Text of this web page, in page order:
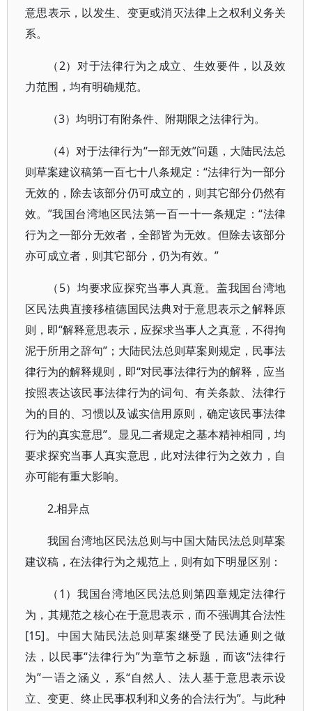
意思表示，以发生、变更或消灭法律上之权利义务关
系。
（2）对于法律行为之成立、生效要件，以及效
力范围，均有明确规范。
（3）均明订有附条件、附期限之法律行为。
（4）对于法律行为“一部无效”问题，大陆民法总
则草案建议稿第一百七十八条规定：“法律行为一部分
无效的，除去该部分仍可成立的，则其它部分仍然有
效。”我国台湾地区民法第一百一十一条规定：“法律
行为之一部分无效者，全部皆为无效。但除去该部分
亦可成立者，则其它部分，仍为有效。”
（5）均要求应探究当事人真意。盖我国台湾地
区民法典直接移植德国民法典对于意思表示之解释原
则，即“解释意思表示，应探求当事人之真意，不得拘
泥于所用之辞句”；大陆民法总则草案则规定，民事法
律行为的解释规则，即“对民事法律行为的解释，应当
按照表达该民事法律行为的词句、有关条款、法律行
为的目的、习惯以及诚实信用原则，确定该民事法律
行为的真实意思”。显见二者规定之基本精神相同，均
要求探究当事人真实意思，此对法律行为之效力，自
亦可能有重大影响。
2.相异点
我国台湾地区民法总则与中国大陆民法总则草案
建议稿，在法律行为之规范上，则有如下明显区别：
（1）我国台湾地区民法总则第四章规定法律行
为，其规范之核心在于意思表示，而不强调其合法性
[15]。中国大陆民法总则草案继受了民法通则之做
法，以民事“法律行为”为章节之标题，而该“法律行
为”一语之涵义，系“自然人、法人基于意思表示设
立、变更、终止民事权利和义务的合法行为”。与此种